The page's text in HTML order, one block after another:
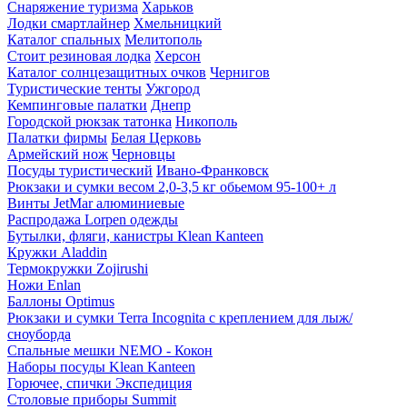
Снаряжение туризма Харьков
Лодки смартлайнер Хмельницкий
Каталог спальных Мелитополь
Стоит резиновая лодка Херсон
Каталог солнцезащитных очков Чернигов
Туристические тенты Ужгород
Кемпинговые палатки Днепр
Городской рюкзак татонка Никополь
Палатки фирмы Белая Церковь
Армейский нож Черновцы
Посуды туристический Ивано-Франковск
Рюкзаки и сумки весом 2,0-3,5 кг обьемом 95-100+ л
Винты JetMar алюминиевые
Распродажа Lorpen одежды
Бутылки, фляги, канистры Klean Kanteen
Кружки Aladdin
Термокружки Zojirushi
Ножи Enlan
Баллоны Optimus
Рюкзаки и сумки Terra Incognita с креплением для лыж/
сноуборда
Спальные мешки NEMO - Кокон
Наборы посуды Klean Kanteen
Горючее, спички Экспедиция
Столовые приборы Summit